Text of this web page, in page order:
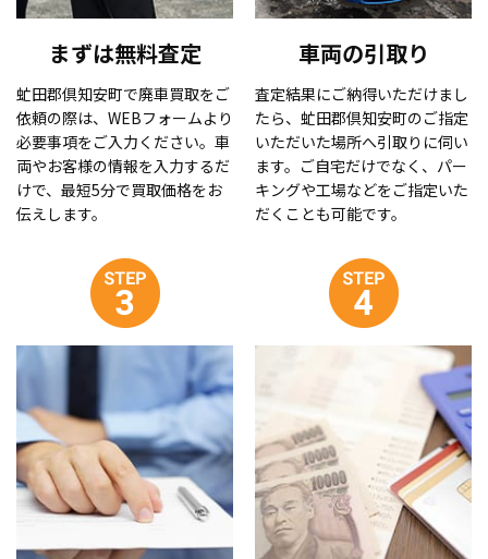
まずは無料査定
虻田郡倶知安町で廃車買取をご
依頼の際は、WEBフォームより
必要事項をご入力ください。車
両やお客様の情報を入力するだ
けで、最短5分で買取価格をお
伝えします。
車両の引取り
査定結果にご納得いただけまし
たら、虻田郡倶知安町のご指定
いただいた場所へ引取りに伺い
ます。ご自宅だけでなく、パー
キングや工場などをご指定いた
だくことも可能です。